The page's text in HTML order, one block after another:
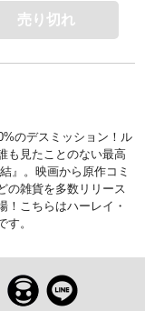
売り切れ
のデスミッション！ル
も見たことのない最高
』。映画から原作コミ
の雑貨を多数リリース
！こちらはハーレイ・
。